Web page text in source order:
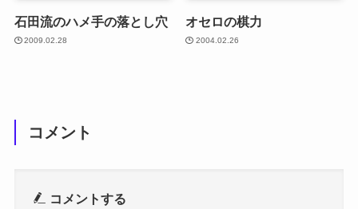
石田流のハメ手の落とし穴
2009.02.28
オセロの棋力
2004.02.26
コメント
コメントする